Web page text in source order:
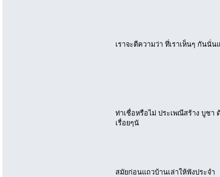
เราจะตีความว่า ทึ่เราเห็นๆ กันนั่
ท่าเชื่อหรือไม่ ประเพณีสร้าง บูชา
เรื่อยๆนั
สมัยก่อนแถวบ้านเล่าให้ฟังประจำ